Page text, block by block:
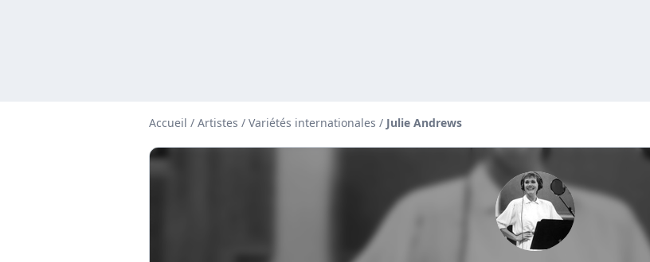
Accueil / Artistes / Variétés internationales / Julie Andrews